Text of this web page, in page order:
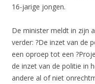
16-jarige jongen.
De minister meldt in zijn
verder: ?De inzet van de
een oproep tot een
de inzet van de politie in
andere al of niet